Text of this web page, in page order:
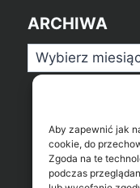
Aby zapewnić jak
cookie, do
Zgoda na te
podczas
ARCHIWA
Archiwa